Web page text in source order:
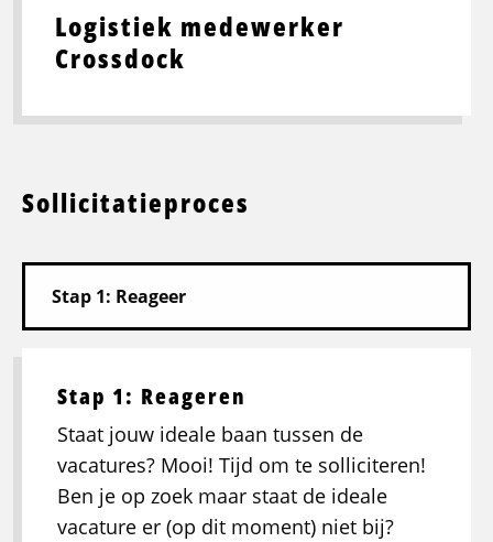
Logistiek medewerker
Crossdock
Sollicitatieproces
Stap 1: Reageren
Staat jouw ideale baan tussen de
vacatures? Mooi! Tijd om te solliciteren!
Ben je op zoek maar staat de ideale
vacature er (op dit moment) niet bij?